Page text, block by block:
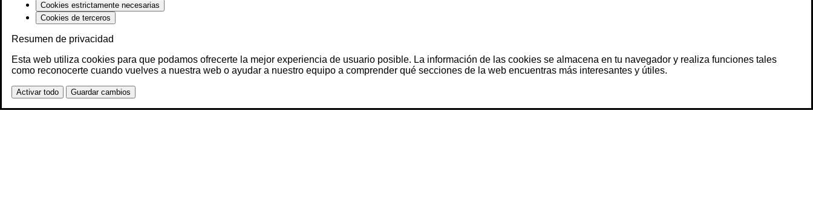
Cookies estrictamente necesarias
Cookies de terceros
Resumen de privacidad
Esta web utiliza cookies para que podamos ofrecerte la mejor experiencia de usuario posible. La información de las cookies se almacena en tu navegador y realiza funciones tales
como reconocerte cuando vuelves a nuestra web o ayudar a nuestro equipo a comprender qué secciones de la web encuentras más interesantes y útiles.
Activar todo Guardar cambios